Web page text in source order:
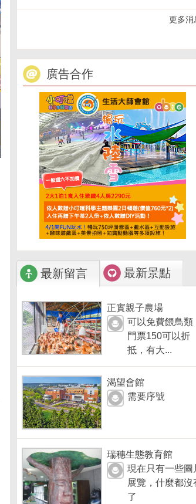
更多消
廣告合作
最新留言 最新景點
正實親子農場
可以免費餵鳥類
門票150可以折
抵，有大...
渴望會館
需要序號
瑞穗生態教育館
現在只有一些圖
展覽，什麼都沒
了